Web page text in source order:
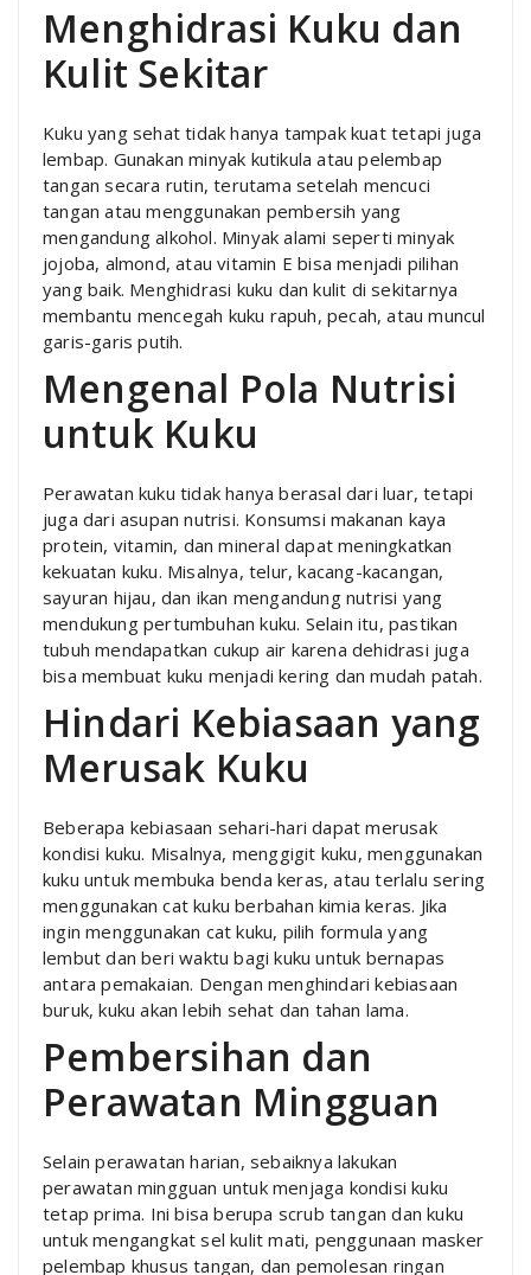
Menghidrasi Kuku dan
Kulit Sekitar
Kuku yang sehat tidak hanya tampak kuat tetapi juga
lembap. Gunakan minyak kutikula atau pelembap
tangan secara rutin, terutama setelah mencuci
tangan atau menggunakan pembersih yang
mengandung alkohol. Minyak alami seperti minyak
jojoba, almond, atau vitamin E bisa menjadi pilihan
yang baik. Menghidrasi kuku dan kulit di sekitarnya
membantu mencegah kuku rapuh, pecah, atau muncul
garis-garis putih.
Mengenal Pola Nutrisi
untuk Kuku
Perawatan kuku tidak hanya berasal dari luar, tetapi
juga dari asupan nutrisi. Konsumsi makanan kaya
protein, vitamin, dan mineral dapat meningkatkan
kekuatan kuku. Misalnya, telur, kacang-kacangan,
sayuran hijau, dan ikan mengandung nutrisi yang
mendukung pertumbuhan kuku. Selain itu, pastikan
tubuh mendapatkan cukup air karena dehidrasi juga
bisa membuat kuku menjadi kering dan mudah patah.
Hindari Kebiasaan yang
Merusak Kuku
Beberapa kebiasaan sehari-hari dapat merusak
kondisi kuku. Misalnya, menggigit kuku, menggunakan
kuku untuk membuka benda keras, atau terlalu sering
menggunakan cat kuku berbahan kimia keras. Jika
ingin menggunakan cat kuku, pilih formula yang
lembut dan beri waktu bagi kuku untuk bernapas
antara pemakaian. Dengan menghindari kebiasaan
buruk, kuku akan lebih sehat dan tahan lama.
Pembersihan dan
Perawatan Mingguan
Selain perawatan harian, sebaiknya lakukan
perawatan mingguan untuk menjaga kondisi kuku
tetap prima. Ini bisa berupa scrub tangan dan kuku
untuk mengangkat sel kulit mati, penggunaan masker
pelembap khusus tangan, dan pemolesan ringan